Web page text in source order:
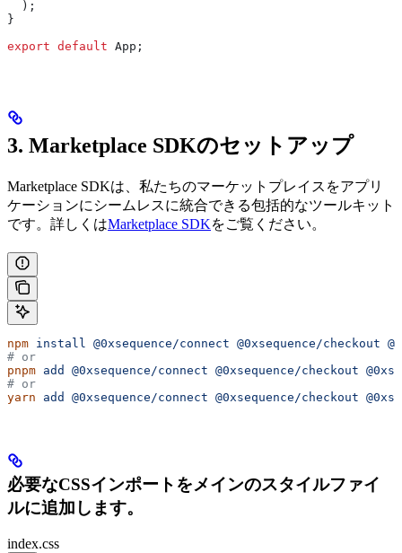
  );
}
export default App ;
3. Marketplace SDKのセットアップ
Marketplace SDKは、私たちのマーケットプレイスをアプリ
ケーションにシームレスに統合できる包括的なツールキット
です。詳しくはMarketplace SDKをご覧ください。
npm install @0xsequence/connect @0xsequence/checkout
# or
pnpm add @0xsequence/connect @0xsequence/checkout
# or
yarn add @0xsequence/connect @0xsequence/checkout
必要なCSSインポートをメインのスタイルファイ
ルに追加します。
index.css